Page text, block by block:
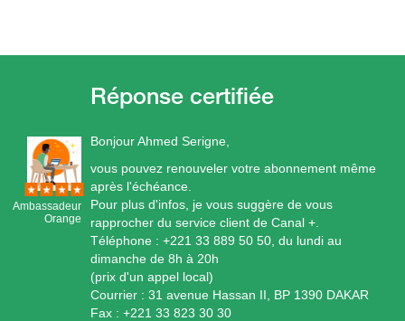
Ambassadeur
Orange
Bonjour Ahmed Serigne,
vous pouvez renouveler votre abonnement même
après l'échéance.
Pour plus d'infos, je vous suggère de vous
rapprocher du service client de Canal +.
Téléphone : +221 33 889 50 50, du lundi au
dimanche de 8h à 20h
(prix d'un appel local)
Courrier : 31 avenue Hassan II, BP 1390 DAKAR
Fax : +221 33 823 30 30